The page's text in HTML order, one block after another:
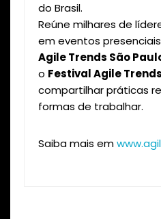
do Brasil.
Reúne milhares de
em eventos
Agile Trends São
o Festival Agile Trends
compartilhar práticas
formas de trabalhar.
Saiba mais em